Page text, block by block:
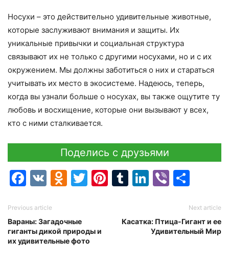
Носухи – это действительно удивительные животные,
которые заслуживают внимания и защиты. Их
уникальные привычки и социальная структура
связывают их не только с другими носухами, но и с их
окружением. Мы должны заботиться о них и стараться
учитывать их место в экосистеме. Надеюсь, теперь,
когда вы узнали больше о носухах, вы также ощутите ту
любовь и восхищение, которые они вызывают у всех,
кто с ними сталкивается.
Поделись с друзьями
Facebook
VK Odnoklassniki
Twitter
Pinterest
Tumblr
LinkedIn
Viber
Previous article
Вараны: Загадочные
гиганты дикой природы и
их удивительные фото
Next article
Касатка: Птица-Гигант и ее
Удивительный Мир